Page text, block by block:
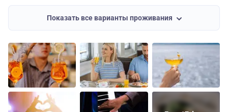
Шлюпочная Одноместная
мест: 1
Показать все варианты проживания